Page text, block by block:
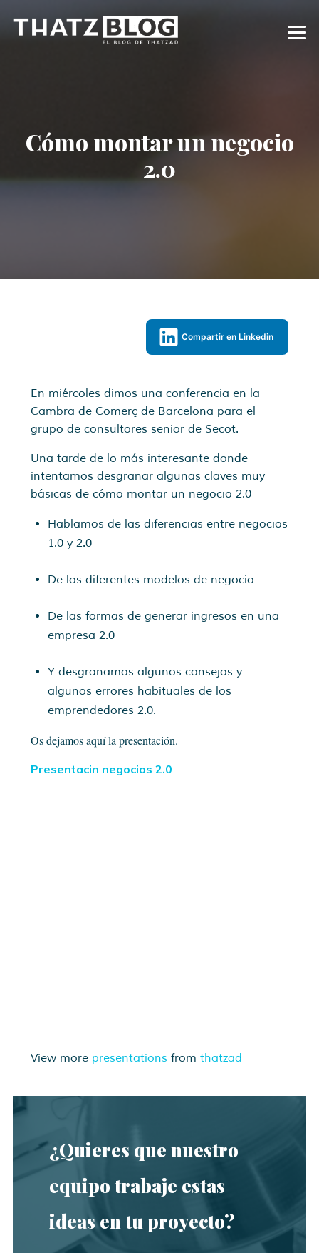
Cómo montar un negocio
2.0
Compartir en Linkedin
En miércoles dimos una conferencia en la
Cambra de Comerç de Barcelona para el
grupo de consultores senior de Secot.
Una tarde de lo más interesante donde
intentamos desgranar algunas claves muy
básicas de cómo montar un negocio 2.0
Hablamos de las diferencias entre negocios
1.0 y 2.0
De los diferentes modelos de negocio
De las formas de generar ingresos en una
empresa 2.0
Y desgranamos algunos consejos y
algunos errores habituales de los
emprendedores 2.0.
Os dejamos aquí la presentación.
Presentacin negocios 2.0
View more presentations from thatzad
¿Quieres que nuestro
equipo trabaje estas
ideas en tu proyecto?